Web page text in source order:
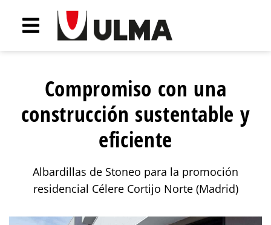
Compromiso con una
construcción sustentable y
eficiente
Albardillas de Stoneo para la promoción
residencial Célere Cortijo Norte (Madrid)